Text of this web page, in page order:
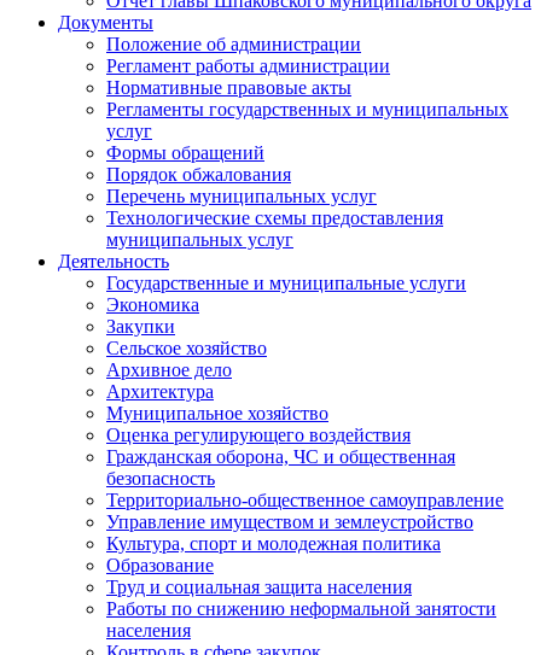
Документы
Положение об администрации
Регламент работы администрации
Нормативные правовые акты
Регламенты государственных и муниципальных
услуг
Формы обращений
Порядок обжалования
Перечень муниципальных услуг
Технологические схемы предоставления
муниципальных услуг
Деятельность
Государственные и муниципальные услуги
Экономика
Закупки
Сельское хозяйство
Архивное дело
Архитектура
Муниципальное хозяйство
Оценка регулирующего воздействия
Гражданская оборона, ЧС и общественная
безопасность
Территориально-общественное самоуправление
Управление имуществом и землеустройство
Культура, спорт и молодежная политика
Образование
Труд и социальная защита населения
Работы по снижению неформальной занятости
населения